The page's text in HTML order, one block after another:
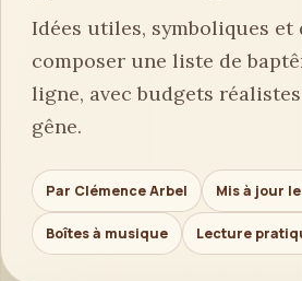
Idées utiles, symboliques
composer une liste de
ligne, avec budgets
gêne.
Par Clémence Arbel Mis à jour
Boîtes à musique Lecture